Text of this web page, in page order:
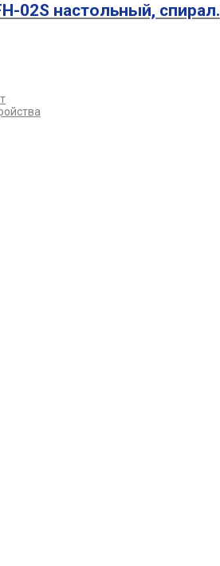
02S настольный, спирал.